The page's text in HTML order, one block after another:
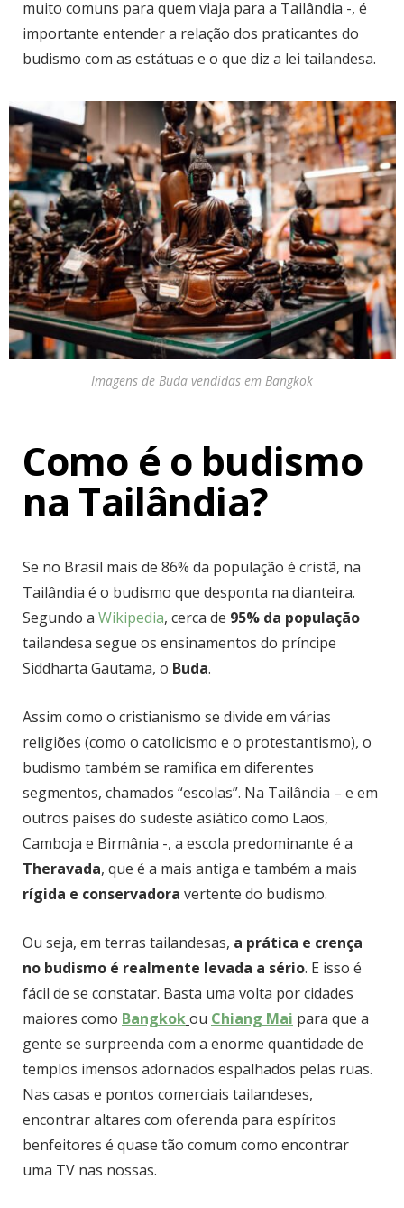
muito comuns para quem viaja para a Tailândia -, é
importante entender a relação dos praticantes do
budismo com as estátuas e o que diz a lei tailandesa.
Imagens de Buda vendidas em Bangkok
Como é o budismo
na Tailândia?
Se no Brasil mais de 86% da população é cristã, na
Tailândia é o budismo que desponta na dianteira.
Segundo a Wikipedia, cerca de 95% da população
tailandesa segue os ensinamentos do príncipe
Siddharta Gautama, o Buda.
Assim como o cristianismo se divide em várias
religiões (como o catolicismo e o protestantismo), o
budismo também se ramifica em diferentes
segmentos, chamados “escolas”. Na Tailândia – e em
outros países do sudeste asiático como Laos,
Camboja e Birmânia -, a escola predominante é a
Theravada, que é a mais antiga e também a mais
rígida e conservadora vertente do budismo.
Ou seja, em terras tailandesas, a prática e crença
no budismo é realmente levada a sério. E isso é
fácil de se constatar. Basta uma volta por cidades
maiores como Bangkokou Chiang Mai para que a
gente se surpreenda com a enorme quantidade de
templos imensos adornados espalhados pelas ruas.
Nas casas e pontos comerciais tailandeses,
encontrar altares com oferenda para espíritos
benfeitores é quase tão comum como encontrar
uma TV nas nossas.